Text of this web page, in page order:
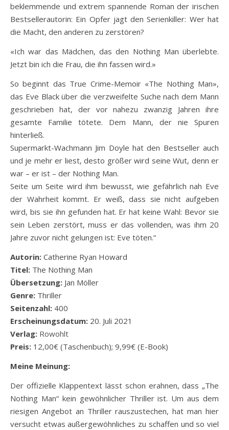
beklemmende und extrem spannende Roman der irischen
Bestsellerautorin: Ein Opfer jagt den Serienkiller: Wer hat
die Macht, den anderen zu zerstören?
«Ich war das Mädchen, das den Nothing Man überlebte.
Jetzt bin ich die Frau, die ihn fassen wird.»
So beginnt das True Crime-Memoir «The Nothing Man»,
das Eve Black über die verzweifelte Suche nach dem Mann
geschrieben hat, der vor nahezu zwanzig Jahren ihre
gesamte Familie tötete. Dem Mann, der nie Spuren
hinterließ.
Supermarkt-Wachmann Jim Doyle hat den Bestseller auch
und je mehr er liest, desto größer wird seine Wut, denn er
war – er ist – der Nothing Man.
Seite um Seite wird ihm bewusst, wie gefährlich nah Eve
der Wahrheit kommt. Er weiß, dass sie nicht aufgeben
wird, bis sie ihn gefunden hat. Er hat keine Wahl: Bevor sie
sein Leben zerstört, muss er das vollenden, was ihm 20
Jahre zuvor nicht gelungen ist: Eve töten.“
Autorin: Catherine Ryan Howard
Titel: The Nothing Man
Übersetzung: Jan Möller
Genre: Thriller
Seitenzahl: 400
Erscheinungsdatum: 20. Juli 2021
Verlag: Rowohlt
Preis: 12,00€ (Taschenbuch); 9,99€ (E-Book)
Meine Meinung:
Der offizielle Klappentext lässt schon erahnen, dass „The
Nothing Man“ kein gewöhnlicher Thriller ist. Um aus dem
riesigen Angebot an Thriller rauszustechen, hat man hier
versucht etwas außergewöhnliches zu schaffen und so viel